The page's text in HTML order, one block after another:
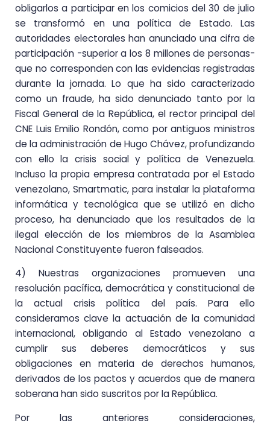
obligarlos a participar en los comicios del 30 de julio
se transformó en una política de Estado. Las
autoridades electorales han anunciado una cifra de
participación -superior a los 8 millones de personas-
que no corresponden con las evidencias registradas
durante la jornada. Lo que ha sido caracterizado
como un fraude, ha sido denunciado tanto por la
Fiscal General de la República, el rector principal del
CNE Luis Emilio Rondón, como por antiguos ministros
de la administración de Hugo Chávez, profundizando
con ello la crisis social y política de Venezuela.
Incluso la propia empresa contratada por el Estado
venezolano, Smartmatic, para instalar la plataforma
informática y tecnológica que se utilizó en dicho
proceso, ha denunciado que los resultados de la
ilegal elección de los miembros de la Asamblea
Nacional Constituyente fueron falseados.
4) Nuestras organizaciones promueven una
resolución pacífica, democrática y constitucional de
la actual crisis política del país. Para ello
consideramos clave la actuación de la comunidad
internacional, obligando al Estado venezolano a
cumplir sus deberes democráticos y sus
obligaciones en materia de derechos humanos,
derivados de los pactos y acuerdos que de manera
soberana han sido suscritos por la República.
Por las anteriores consideraciones,